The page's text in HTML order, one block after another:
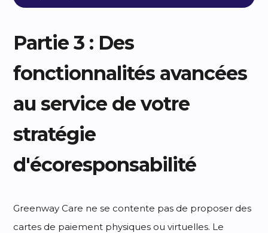
Partie 3 : Des
fonctionnalités avancées
au service de votre
stratégie
d'écoresponsabilité
Greenway Care ne se contente pas de proposer des
cartes de paiement physiques ou virtuelles. Le